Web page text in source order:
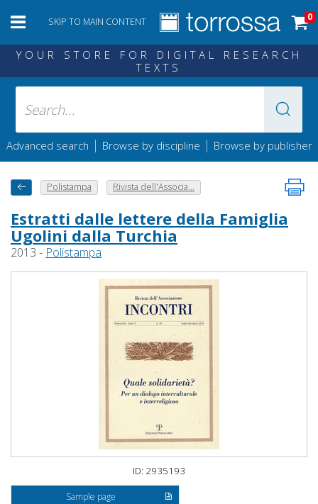
SKIP TO MAIN CONTENT 0
YOUR STORE FOR DIGITAL RESEARCH
TEXTS
Advanced search | Browse by discipline | Browse by publisher
Polistampa Rivista dell'Associa...
Estratti dalle lettere della Famiglia
Ugolini dalla Turchia
2013 - Polistampa
ID: 2935193
Sample page